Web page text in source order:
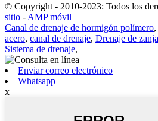
© Copyright - 2010-2023: Todos los
sitio - AMP móvil
Canal de drenaje de hormigón polímero,
acero, canal de drenaje, Drenaje de zanja
Sistema de drenaje,
Enviar correo electrónico
Whatsapp
x